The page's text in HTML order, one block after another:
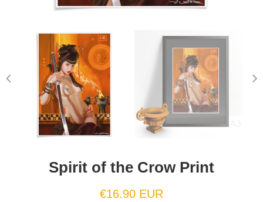
Spirit of the Crow Print
€16.90 EUR